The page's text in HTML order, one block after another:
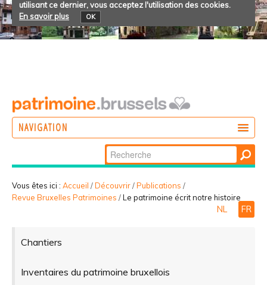
utilisant ce dernier, vous acceptez l'utilisation des cookies.
En savoir plus
OK
NAVIGATION
PARTICIPER
Chercher par
Recherche
avancée…
Vous êtes ici : Accueil /Découvrir/Publications /
Revue Bruxelles Patrimoines /Le patrimoine écrit notre histoire
NL FR
Chantiers
Inventaires du patrimoine bruxellois